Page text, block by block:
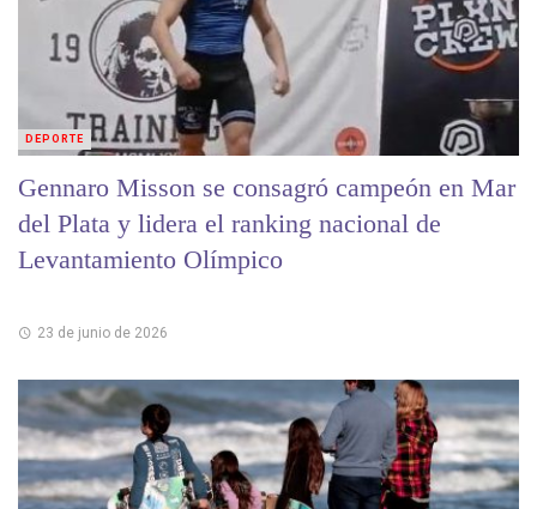
Gennaro Misson se consagró campeón en Mar
del Plata y lidera el ranking nacional de
Levantamiento Olímpico
23 de junio de 2026
DEPORTE